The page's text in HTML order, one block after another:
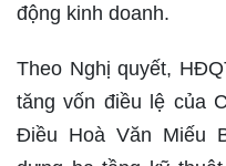
động kinh doanh.
Theo Nghị quyết,
tăng vốn điều lệ của
Điều Hoà Văn Miếu